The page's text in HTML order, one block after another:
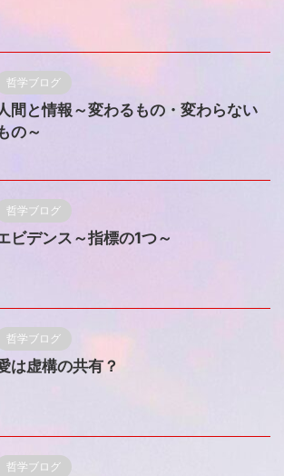
哲学ブログ
間と情報～変わるもの・変わらない
の～
哲学ブログ
ビデンス～指標の1つ～
哲学ブログ
は虚構の共有？
哲学ブログ